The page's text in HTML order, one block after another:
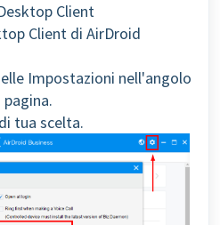
Client
Client di AirDroid
Impostazioni nell'angolo
tua scelta.